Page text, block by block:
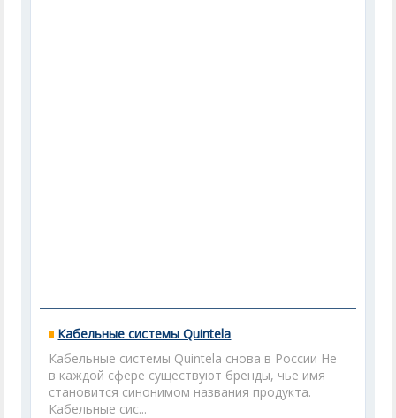
Кабельные системы Quintela
Кабельные системы Quintela снова в России Не
в каждой сфере существуют бренды, чье имя
становится синонимом названия продукта.
Кабельные сис...